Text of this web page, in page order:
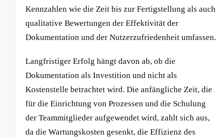
Kennzahlen wie die Zeit bis zur Fertigstellung als auch
qualitative Bewertungen der Effektivität der
Dokumentation und der Nutzerzufriedenheit umfassen.
Langfristiger Erfolg hängt davon ab, ob die
Dokumentation als Investition und nicht als
Kostenstelle betrachtet wird. Die anfängliche Zeit, die
für die Einrichtung von Prozessen und die Schulung
der Teammitglieder aufgewendet wird, zahlt sich aus,
da die Wartungskosten gesenkt, die Effizienz des